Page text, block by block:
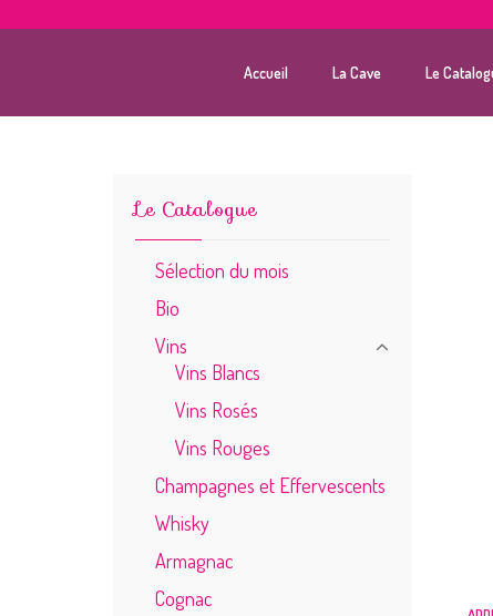
Accueil La Cave Le
Le Catalogue
Sélection du mois
Bio
Vins
Vins Blancs
Vins Rosés
Vins Rouges
Champagnes et Effervescents
Whisky
Armagnac
Cognac